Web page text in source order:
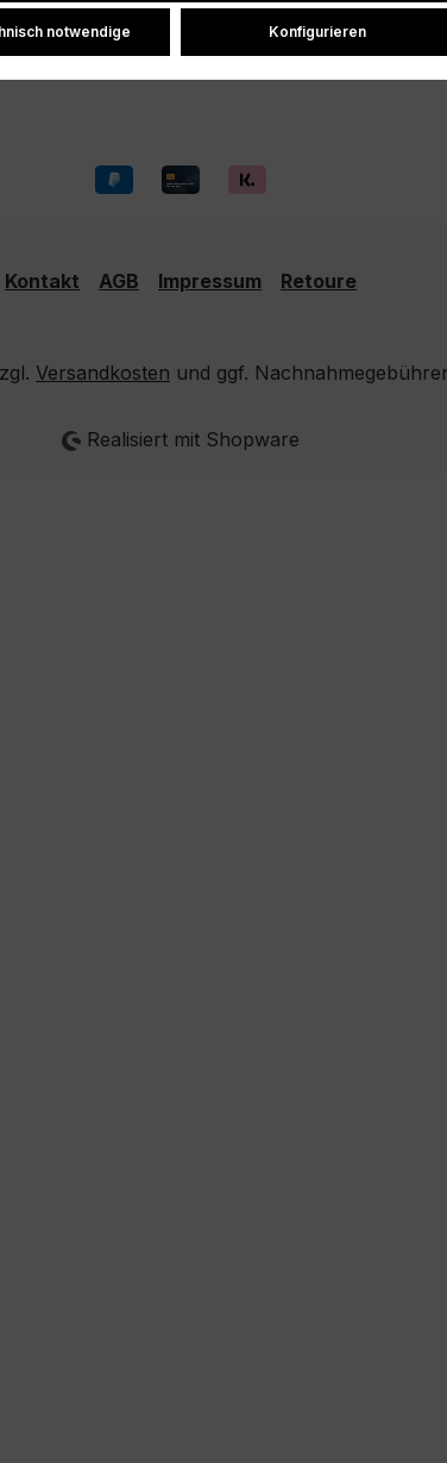
und Zahlung
Kontakt AGB Impressum Retoure
Versandkosten und ggf.
Realisiert mit Shopware
notwendige Konfigurieren